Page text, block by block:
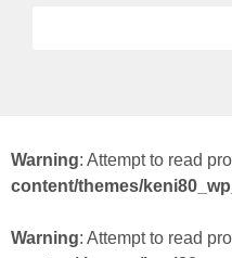
Warning: Attempt to read
content/themes/
Warning: Attempt to read